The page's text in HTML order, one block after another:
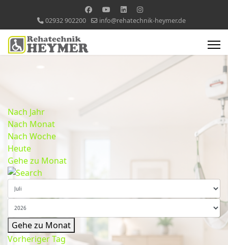
02932 902200 info@rehatechnik-heymer.de
Nach Jahr
Nach Monat
Nach Woche
Heute
Gehe zu Monat
Gehe zu Monat
Vorheriger Tag